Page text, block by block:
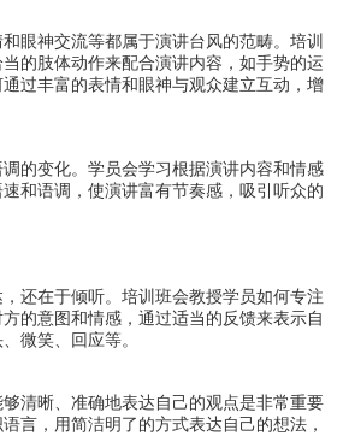
眼神交流等都属于演讲台风的范畴。培训
的肢体动作来配合演讲内容，如手势的运
过丰富的表情和眼神与观众建立互动，增
的变化。学员会学习根据演讲内容和情感
和语调，使演讲富有节奏感，吸引听众的
还在于倾听。培训班会教授学员如何专注
的意图和情感，通过适当的反馈来表示自
微笑、回应等。
清晰、准确地表达自己的观点是非常重要
言，用简洁明了的方式表达自己的想法，